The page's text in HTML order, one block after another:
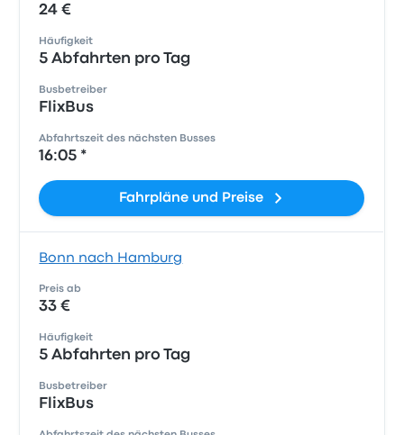
24 €
Häufigkeit
5 Abfahrten pro Tag
Busbetreiber
FlixBus
Abfahrtszeit des nächsten Busses
16:05 *
Fahrpläne und Preise
Bonn nach Hamburg
Preis ab
33 €
Häufigkeit
5 Abfahrten pro Tag
Busbetreiber
FlixBus